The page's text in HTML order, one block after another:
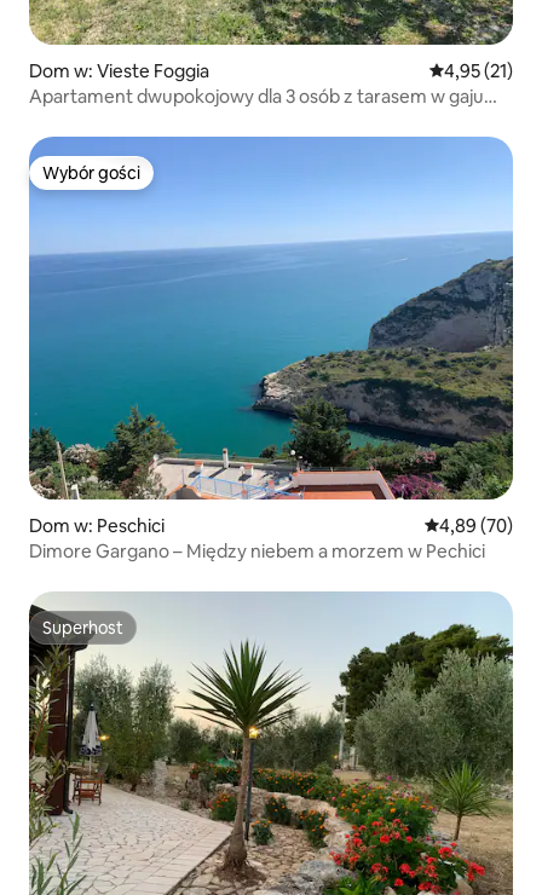
Dom w: Vieste Foggia Średnia
4,95 (21)
Apartament dwupokojowy dla 3 osób z tarasem w gaju
Wybór gości
Wybór gości
Dom w: Peschici Średnia
4,89 (70)
Dimore Gargano – Między niebem a morzem w Pechici
Superhost
Superhost